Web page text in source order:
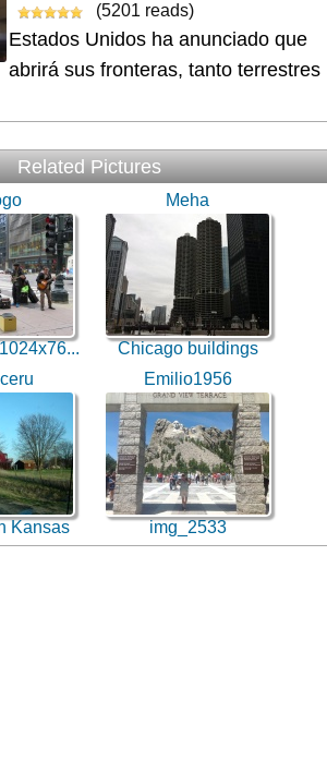
(5201 reads)
Estados Unidos ha anunciado que
abrirá sus fronteras, tanto terrestres
Related Pictures
Meha
Chicago buildings
Kansas
Emilio1956
img_2533